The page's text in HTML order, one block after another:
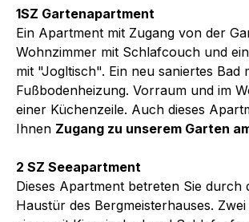
1SZ Gartenapartment
Ein Apartment mit Zugang von der
Wohnzimmer mit Schlafcouch und
mit "Jogltisch". Ein neu saniertes Bad
Fußbodenheizung. Vorraum und im
einer Küchenzeile. Auch dieses
Ihnen Zugang zu unserem Garten
2 SZ Seeapartment
Dieses Apartment betreten Sie durch
Haustür des Bergmeisterhauses.